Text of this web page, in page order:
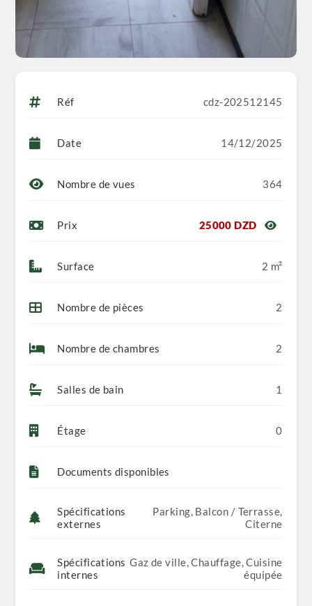
Réf cdz-202512145
Date 14/12/2025
Nombre de vues 364
Prix 25000 DZD
Surface 2 m²
Nombre de pièces 2
Nombre de chambres 2
Salles de bain 1
Étage 0
Documents disponibles
Spécifications
externes
Parking, Balcon / Terrasse,
Citerne
Spécifications
internes
Gaz de ville, Chauffage, Cuisine
équipée